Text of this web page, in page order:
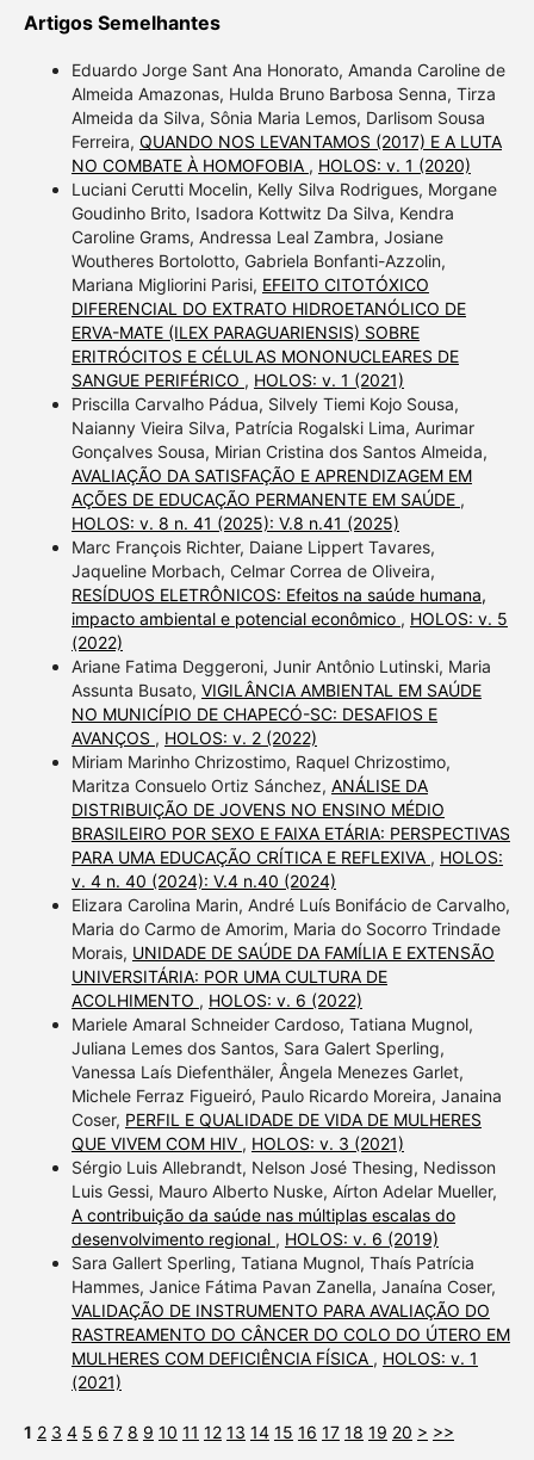
Artigos Semelhantes
Eduardo Jorge Sant Ana Honorato, Amanda Caroline de
Almeida Amazonas, Hulda Bruno Barbosa Senna, Tirza
Almeida da Silva, Sônia Maria Lemos, Darlisom Sousa
Ferreira, QUANDO NOS LEVANTAMOS (2017) E A LUTA
NO COMBATE À HOMOFOBIA , HOLOS: v. 1 (2020)
Luciani Cerutti Mocelin, Kelly Silva Rodrigues, Morgane
Goudinho Brito, Isadora Kottwitz Da Silva, Kendra
Caroline Grams, Andressa Leal Zambra, Josiane
Woutheres Bortolotto, Gabriela Bonfanti-Azzolin,
Mariana Migliorini Parisi, EFEITO CITOTÓXICO
DIFERENCIAL DO EXTRATO HIDROETANÓLICO DE
ERVA-MATE (ILEX PARAGUARIENSIS) SOBRE
ERITRÓCITOS E CÉLULAS MONONUCLEARES DE
SANGUE PERIFÉRICO , HOLOS: v. 1 (2021)
Priscilla Carvalho Pádua, Silvely Tiemi Kojo Sousa,
Naianny Vieira Silva, Patrícia Rogalski Lima, Aurimar
Gonçalves Sousa, Mirian Cristina dos Santos Almeida,
AVALIAÇÃO DA SATISFAÇÃO E APRENDIZAGEM EM
AÇÕES DE EDUCAÇÃO PERMANENTE EM SAÚDE ,
HOLOS: v. 8 n. 41 (2025): V.8 n.41 (2025)
Marc François Richter, Daiane Lippert Tavares,
Jaqueline Morbach, Celmar Correa de Oliveira,
RESÍDUOS ELETRÔNICOS: Efeitos na saúde humana,
impacto ambiental e potencial econômico , HOLOS: v. 5
(2022)
Ariane Fatima Deggeroni, Junir Antônio Lutinski, Maria
Assunta Busato, VIGILÂNCIA AMBIENTAL EM SAÚDE
NO MUNICÍPIO DE CHAPECÓ-SC: DESAFIOS E
AVANÇOS , HOLOS: v. 2 (2022)
Miriam Marinho Chrizostimo, Raquel Chrizostimo,
Maritza Consuelo Ortiz Sánchez, ANÁLISE DA
DISTRIBUIÇÃO DE JOVENS NO ENSINO MÉDIO
BRASILEIRO POR SEXO E FAIXA ETÁRIA: PERSPECTIVAS
PARA UMA EDUCAÇÃO CRÍTICA E REFLEXIVA , HOLOS:
v. 4 n. 40 (2024): V.4 n.40 (2024)
Elizara Carolina Marin, André Luís Bonifácio de Carvalho,
Maria do Carmo de Amorim, Maria do Socorro Trindade
Morais, UNIDADE DE SAÚDE DA FAMÍLIA E EXTENSÃO
UNIVERSITÁRIA: POR UMA CULTURA DE
ACOLHIMENTO , HOLOS: v. 6 (2022)
Mariele Amaral Schneider Cardoso, Tatiana Mugnol,
Juliana Lemes dos Santos, Sara Galert Sperling,
Vanessa Laís Diefenthäler, Ângela Menezes Garlet,
Michele Ferraz Figueiró, Paulo Ricardo Moreira, Janaina
Coser, PERFIL E QUALIDADE DE VIDA DE MULHERES
QUE VIVEM COM HIV , HOLOS: v. 3 (2021)
Sérgio Luis Allebrandt, Nelson José Thesing, Nedisson
Luis Gessi, Mauro Alberto Nuske, Aírton Adelar Mueller,
A contribuição da saúde nas múltiplas escalas do
desenvolvimento regional , HOLOS: v. 6 (2019)
Sara Gallert Sperling, Tatiana Mugnol, Thaís Patrícia
Hammes, Janice Fátima Pavan Zanella, Janaína Coser,
VALIDAÇÃO DE INSTRUMENTO PARA AVALIAÇÃO DO
RASTREAMENTO DO CÂNCER DO COLO DO ÚTERO EM
MULHERES COM DEFICIÊNCIA FÍSICA , HOLOS: v. 1
(2021)
1 2 3 4 5 6 7 8 9 10 11 12 13 14 15 16 17 18 19 20 > >>